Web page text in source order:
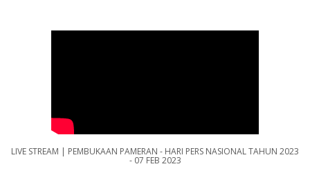
LIVE STREAM | PEMBUKAAN PAMERAN - HARI PERS NASIONAL TAHUN 2023
- 07 FEB 2023